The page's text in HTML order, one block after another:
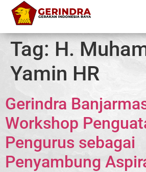
Tag: H.
Yamin HR
Gerindra
Workshop
Pengurus sebagai
Penyambung